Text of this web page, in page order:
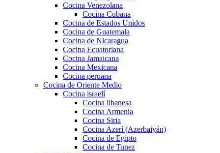
Cocina Venezolana
Cocina Cubana
Cocina de Estados Unidos
Cocina de Guatemala
Cocina de Nicaragua
Cocina Ecuatoriana
Cocina Jamaicana
Cocina Mexicana
Cocina peruana
Cocina de Oriente Medio
Cocina israelí
Cocina libanesa
Cocina Armenia
Cocina Siria
Cocina Azerí (Azerbaiyán)
Cocina de Egipto
Cocina de Tunez